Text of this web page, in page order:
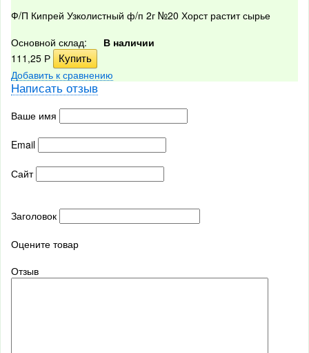
Ф/П Кипрей Узколистный ф/п 2г №20 Хорст растит сырье
Основной склад:
В наличии
111,25 Р
Добавить к сравнению
Написать отзыв
Ваше имя
Email
Сайт
Заголовок
Оцените товар
Отзыв